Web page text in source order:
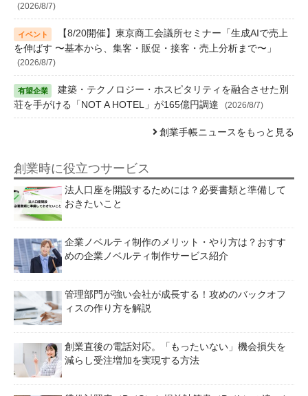
(2026/8/7)
【8/20開催】東京商工会議所セミナー「生成AIで売上
を伸ばす 〜基本から、集客・販促・接客・売上分析まで〜」
(2026/8/7)
建築・テクノロジー・ホスピタリティを融合させた別
荘を手がける「NOT A HOTEL」が165億円調達
(2026/8/7)
創業手帳ニュースをもっと見る
創業時に役立つサービス
法人口座を開設するためには？必要書類と準備して
おきたいこと
企業ノベルティ制作のメリット・やり方は？おすす
めの企業ノベルティ制作サービス紹介
管理部門が強い会社が成長する！攻めのバックオフ
ィスの作り方を解説
創業直後の電話対応。「もったいない」機会損失を
減らし受注増加を実現する方法